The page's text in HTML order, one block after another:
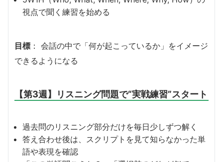
視点で聞く練習を始める
目標 ： 会話の中で「何が起こっているか」をイメージ
できるようになる
【第3週】リスニング問題で“実戦練習”スタート
過去問のリスニング部分だけを毎日少しずつ解く
答え合わせ後は、スクリプトを見て知らなかった単
語や表現を確認